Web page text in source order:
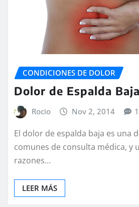
CONDICIONES DE DOLOR
Dolor de Espalda Baja
Rocio Nov 2, 2014 1
El dolor de espalda baja es una
comunes de consulta médica, y
razones…
LEER MÁS